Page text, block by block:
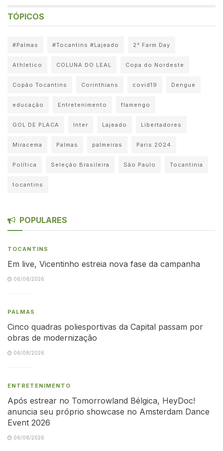
TÓPICOS
#Palmas #Tocantins #Lajeado 2° Farm Day
Athletico COLUNA DO LEAL Copa do Nordeste
Copão Tocantins Corinthians covid19 Dengue
educação Entretenimento flamengo
GOL DE PLACA Inter Lajeado Libertadores
Miracema Palmas palmeiras Paris 2024
Política Seleção Brasileira São Paulo Tocantinia
tocantins
POPULARES
TOCANTINS
Em live, Vicentinho estreia nova fase da campanha
06/08/2026
PALMAS
Cinco quadras poliesportivas da Capital passam por
obras de modernização
06/08/2026
ENTRETENIMENTO
Após estrear no Tomorrowland Bélgica, HeyDoc!
anuncia seu próprio showcase no Amsterdam Dance
Event 2026
06/08/2026